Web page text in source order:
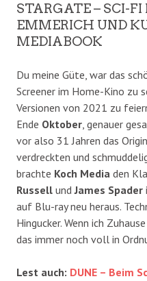
STARGATE – SCI-
EMMERICH UND
MEDIABOOK
Du meine Güte, war das
Screener im Home-Kino zu
Versionen von 2021 zu
Ende Oktober, genauer
vor also 31 Jahren das
verdreckten und
brachte Koch Media den
Russell undJames Spader
auf Blu-ray neu heraus.
Hingucker. Wenn ich
das immer noch voll in
Lest auch: DUNE – Beim